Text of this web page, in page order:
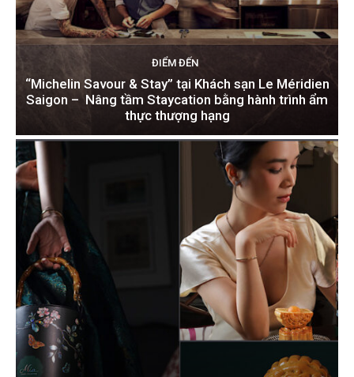
ĐIỂM ĐẾN
“Michelin Savour & Stay” tại Khách sạn Le Méridien
Saigon – Nâng tầm Staycation bằng hành trình ẩm
thực thượng hạng